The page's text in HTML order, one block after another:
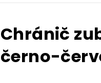
Chránič
černo-